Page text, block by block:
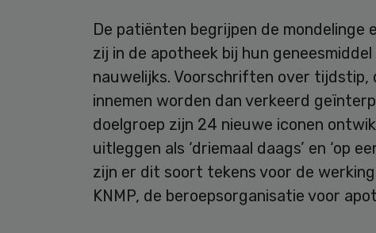
De patiënten begrijpen de
zij in de apotheek bij hun
nauwelijks. Voorschriften over tijdstip,
innemen worden dan verkeerd
doelgroep zijn 24 nieuwe iconen
uitleggen als ‘driemaal daags’ en ‘op
zijn er dit soort tekens voor de
KNMP, de beroepsorganisatie voor